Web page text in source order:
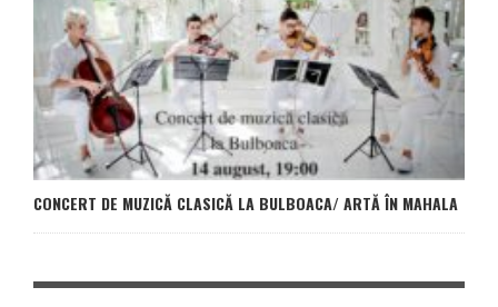
CONCERT DE MUZICĂ CLASICĂ LA BULBOACA/ ARTĂ ÎN MAHALA